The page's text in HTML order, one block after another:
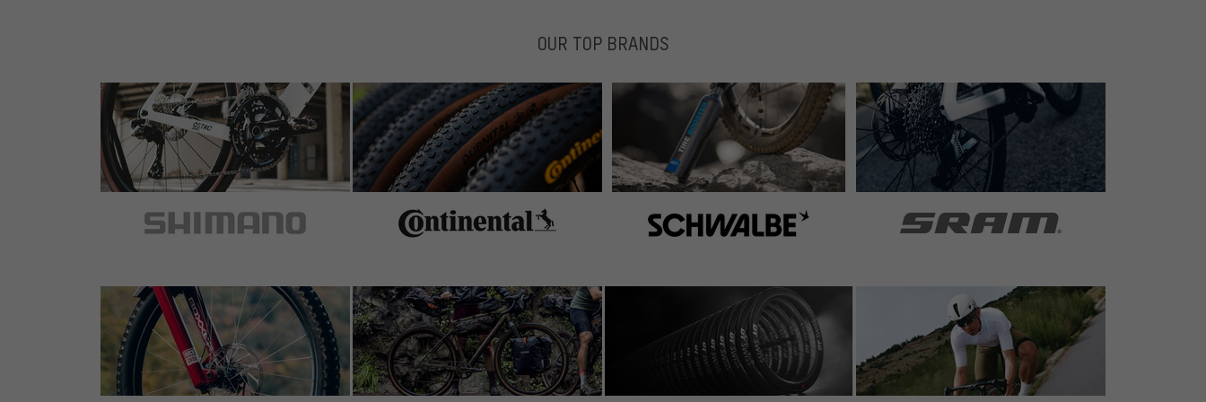
der abgebildeten Spezialschraube (Sondergewinde) die beiden Klemmeinsätze in die Öffnungen der
Sattelbefestigungsinbusschrauben (ein typisch deutsches Wort).
So kann kein normaler Inbus mehr benutzt werden zum Lösen der Schrauben.
Ohne diese Schraube kein Sattel App.
4 out of 5 starsby Andreas H.
on 31.07.2016
Nette Diebstahlsicherungslösung für allerlei Inbus-Zeugs. Ich habe damit meinen Sattel gesichert.
Schützt aber sicher nur vor Gelegenheitsdieben, die Profis werden sicher bald alle mit einer Handvoll
Blechschrauben ausgestattet sein. Wie ich besagte Schraube verwahre und im "Ernstfall" wieder
finde, muss ich noch herausfinden.
OUR TOP BRANDS